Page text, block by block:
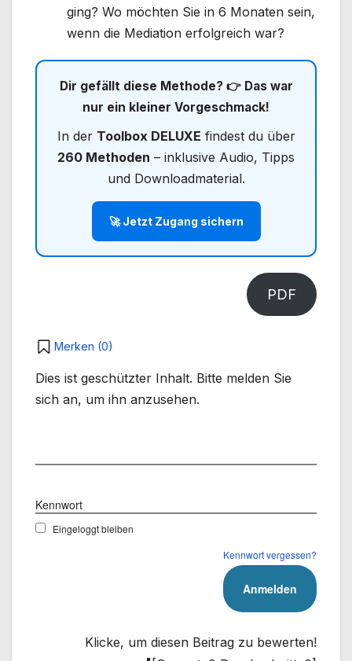
ging? Wo möchten Sie in 6 Monaten sein,
wenn die Mediation erfolgreich war?
Dir gefällt diese Methode? 👉 Das war
nur ein kleiner Vorgeschmack!
In der Toolbox DELUXE findest du über
260 Methoden – inklusive Audio, Tipps
und Downloadmaterial.
🚀 Jetzt Zugang sichern
PDF
Merken (0)
Dies ist geschützter Inhalt. Bitte melden Sie
sich an, um ihn anzusehen.
Kennwort
Eingeloggt bleiben
Kennwort vergessen?
Klicke, um diesen Beitrag zu bewerten!